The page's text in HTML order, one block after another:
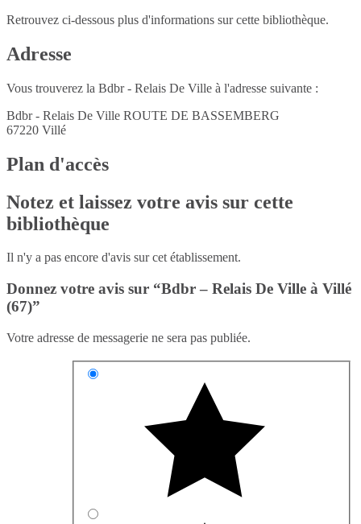
Retrouvez ci-dessous plus d'informations sur cette bibliothèque.
Adresse
Vous trouverez la Bdbr - Relais De Ville à l'adresse suivante :
Bdbr - Relais De Ville ROUTE DE BASSEMBERG
67220 Villé
Plan d'accès
Notez et laissez votre avis sur cette
bibliothèque
Il n'y a pas encore d'avis sur cet établissement.
Donnez votre avis sur “Bdbr – Relais De Ville à Villé
(67)”
Votre adresse de messagerie ne sera pas publiée.